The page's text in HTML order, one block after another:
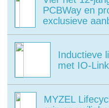
PCBWay en
exclusieve
Inductieve
met IO-Link
MYZEL